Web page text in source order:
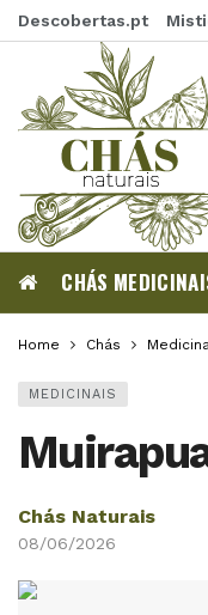
Descobertas.pt
CHÁS
Home Chás
MEDICINAIS
Chás Naturais
08/06/2026